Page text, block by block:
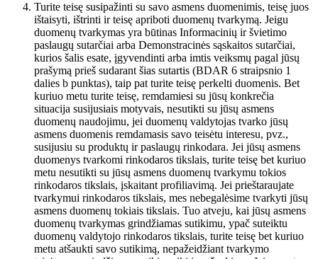
Turite teisę susipažinti su savo asmens duomenimis, teisę juos
ištaisyti, ištrinti ir teisę apriboti duomenų tvarkymą. Jeigu
duomenų tvarkymas yra būtinas Informacinių ir švietimo
paslaugų sutarčiai arba Demonstracinės sąskaitos sutarčiai,
kurios šalis esate, įgyvendinti arba imtis veiksmų pagal jūsų
prašymą prieš sudarant šias sutartis (BDAR 6 straipsnio 1
dalies b punktas), taip pat turite teisę perkelti duomenis. Bet
kuriuo metu turite teisę, remdamiesi su jūsų konkrečia
situacija susijusiais motyvais, nesutikti su jūsų asmens
duomenų naudojimu, jei duomenų valdytojas tvarko jūsų
asmens duomenis remdamasis savo teisėtu interesu, pvz.,
susijusiu su produktų ir paslaugų rinkodara. Jei jūsų asmens
duomenys tvarkomi rinkodaros tikslais, turite teisę bet kuriuo
metu nesutikti su jūsų asmens duomenų tvarkymu tokios
rinkodaros tikslais, įskaitant profiliavimą. Jei prieštaraujate
tvarkymui rinkodaros tikslais, mes nebegalėsime tvarkyti jūsų
asmens duomenų tokiais tikslais. Tuo atveju, kai jūsų asmens
duomenų tvarkymas grindžiamas sutikimu, ypač suteiktu
duomenų valdytojo rinkodaros tikslais, turite teisę bet kuriuo
metu atšaukti savo sutikimą, nepažeidžiant tvarkymo